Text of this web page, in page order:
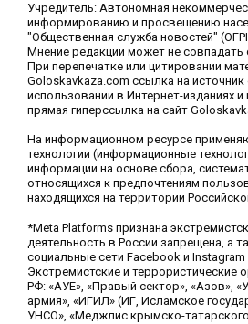
Учредитель: Автономная
информированию и просвещению
"Общественная служба новостей"
Мнение редакции может не
При перепечатке или цитировании
Goloskavkaza.com ссылка на источник
использовании в Интернет-изданиях и
прямая гиперссылка на сайт
На информационном ресурсе
технологии (информационные
информации на основе сбора,
относящихся к предпочтениям
находящихся на территории
*Meta Platforms признана
деятельность в России запрещена, а
социальные сети Facebook и
Экстремистские и террористические
РФ: «АУЕ», «Правый сектор», «Азов»,
армия», «ИГИЛ» (ИГ, Исламское
УНСО», «Меджлис крымско-